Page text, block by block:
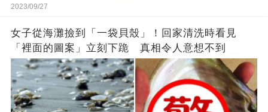
2023/09/27
女子從海灘撿到「一袋貝殼」！回家清洗時看見
「裡面的圖案」立刻下跪 真相令人意想不到